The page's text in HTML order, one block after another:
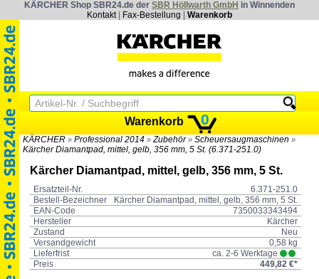
KÄRCHER Shop SBR24.de der SBR Höllwarth GmbH in Winnenden
Kontakt| Fax-Bestellung Warenkorb
Warenkorb 0
KÄRCHER » Professional 2014 » Zubehör» Scheuersaugmaschinen »
Kärcher Diamantpad, mittel, gelb, 356 mm, 5 St. (6.371-251.0)
Kärcher Diamantpad, mittel, gelb, 356 mm, 5 St.
Ersatzteil-Nr.
6.371-251.0
Bestell-Bezeichner
Kärcher Diamantpad, mittel, gelb, 356 mm, 5 St.
EAN-Code
7350033343494
Hersteller
Kärcher
Zustand
Neu
Versandgewicht
0,58 kg
Lieferfrist
ca. 2-6 Werktage
Preis
449,82 €*